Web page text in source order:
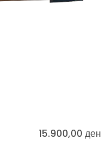
15.900,00 ден